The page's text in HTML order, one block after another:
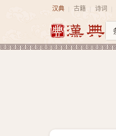
汉典 古籍 诗词